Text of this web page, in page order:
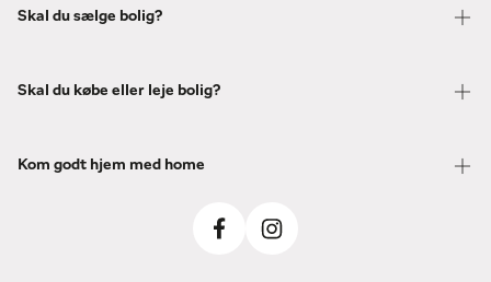
Skal du sælge bolig?
Skal du købe eller leje bolig?
Kom godt hjem med home